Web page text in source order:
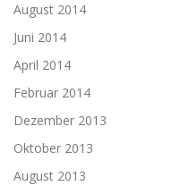
August 2014
Juni 2014
April 2014
Februar 2014
Dezember 2013
Oktober 2013
August 2013